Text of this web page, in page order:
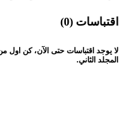
اقتباسات (0)
لا يوجد اقتباسات حتى الآن، كن
المجلد الثاني.